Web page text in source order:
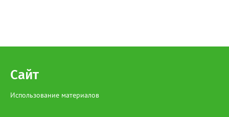
Сайт
Использование материалов